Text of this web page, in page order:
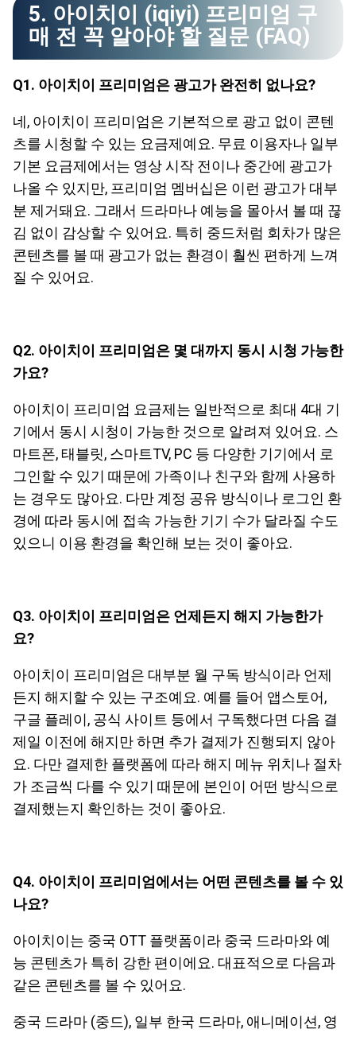
5. 아이치이 (iqiyi) 프리미엄 구
매 전 꼭 알아야 할 질문 (FAQ)
Q1. 아이치이 프리미엄은 광고가 완전히 없나요?
네, 아이치이 프리미엄은 기본적으로 광고 없이 콘텐
츠를 시청할 수 있는 요금제예요. 무료 이용자나 일부
기본 요금제에서는 영상 시작 전이나 중간에 광고가
나올 수 있지만, 프리미엄 멤버십은 이런 광고가 대부
분 제거돼요. 그래서 드라마나 예능을 몰아서 볼 때 끊
김 없이 감상할 수 있어요. 특히 중드처럼 회차가 많은
콘텐츠를 볼 때 광고가 없는 환경이 훨씬 편하게 느껴
질 수 있어요.
Q2. 아이치이 프리미엄은 몇 대까지 동시 시청 가능한
가요?
아이치이 프리미엄 요금제는 일반적으로 최대 4대 기
기에서 동시 시청이 가능한 것으로 알려져 있어요. 스
마트폰, 태블릿, 스마트TV, PC 등 다양한 기기에서 로
그인할 수 있기 때문에 가족이나 친구와 함께 사용하
는 경우도 많아요. 다만 계정 공유 방식이나 로그인 환
경에 따라 동시에 접속 가능한 기기 수가 달라질 수도
있으니 이용 환경을 확인해 보는 것이 좋아요.
Q3. 아이치이 프리미엄은 언제든지 해지 가능한가
요?
아이치이 프리미엄은 대부분 월 구독 방식이라 언제
든지 해지할 수 있는 구조예요. 예를 들어 앱스토어,
구글 플레이, 공식 사이트 등에서 구독했다면 다음 결
제일 이전에 해지만 하면 추가 결제가 진행되지 않아
요. 다만 결제한 플랫폼에 따라 해지 메뉴 위치나 절차
가 조금씩 다를 수 있기 때문에 본인이 어떤 방식으로
결제했는지 확인하는 것이 좋아요.
Q4. 아이치이 프리미엄에서는 어떤 콘텐츠를 볼 수 있
나요?
아이치이는 중국 OTT 플랫폼이라 중국 드라마와 예
능 콘텐츠가 특히 강한 편이에요. 대표적으로 다음과
같은 콘텐츠를 볼 수 있어요.
중국 드라마 (중드), 일부 한국 드라마, 애니메이션, 영